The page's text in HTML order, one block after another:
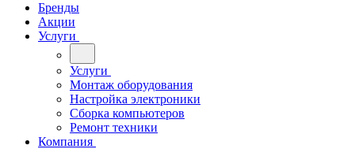
Бренды
Акции
Услуги
Услуги
Монтаж оборудования
Настройка электроники
Сборка компьютеров
Ремонт техники
Компания